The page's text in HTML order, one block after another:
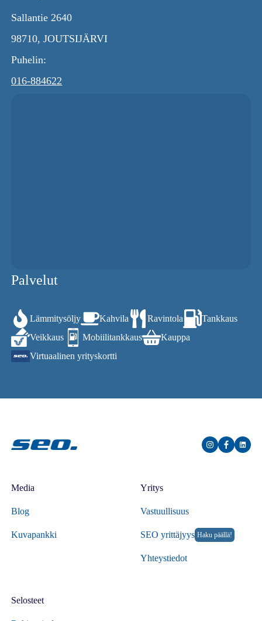
Sallantie 2640
98710, JOUTSIJÄRVI
Puhelin:
016-884622
Palvelut
Lämmitysöljy Kahvila Ravintola
Tankkaus
Veikkaus
Mobiilitankkaus
Kauppa
Virtuaalinen yrityskortti
Media
Blog
Kuvapankki
Yritys
Vastuullisuus
SEO yrittäjyys Haku päällä!
Yhteystiedot
Selosteet